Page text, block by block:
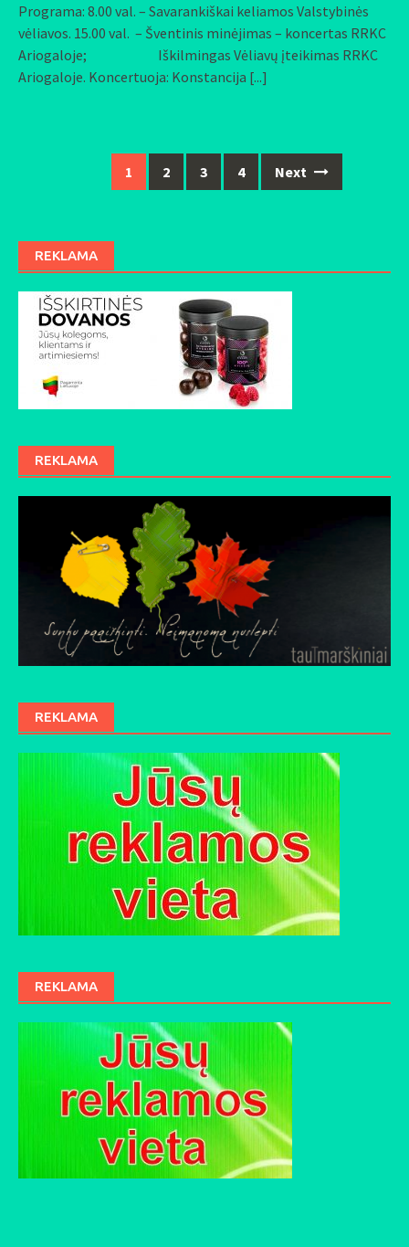
Programa: 8.00 val. – Savarankiškai keliamos Valstybinės
vėliavos. 15.00 val. – Šventinis minėjimas – koncertas RRKC
Ariogaloje; Iškilmingas Vėliavų įteikimas RRKC
Ariogaloje. Koncertuoja: Konstancija [...]
1 2 3 4 Next
REKLAMA
REKLAMA
REKLAMA
REKLAMA